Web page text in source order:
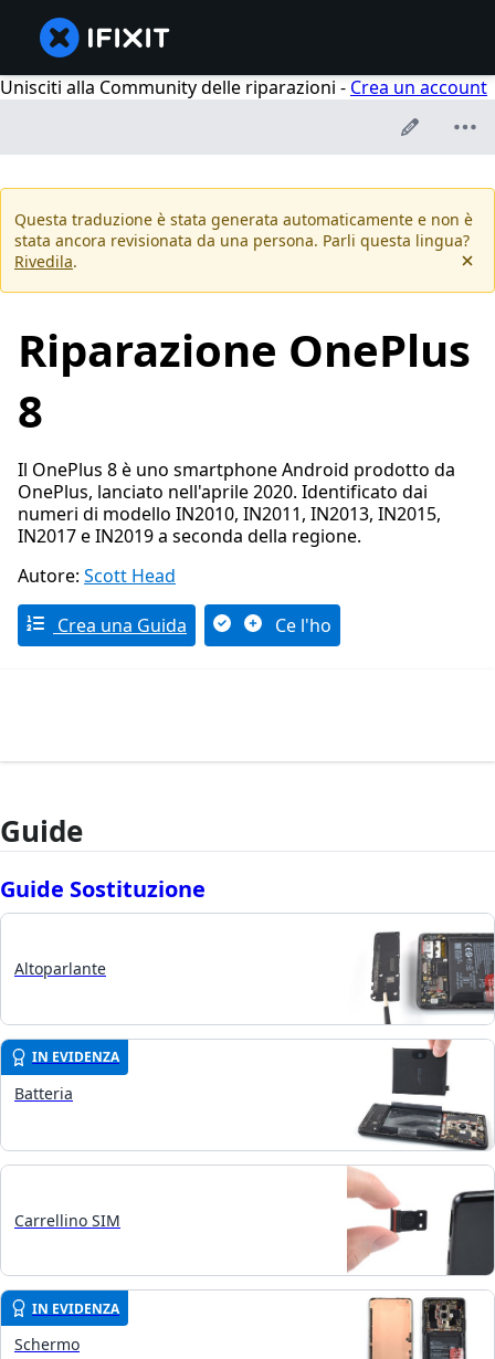
Unisciti alla Community delle riparazioni - Crea un account
Questa traduzione è stata generata automaticamente e non è
stata ancora revisionata da una persona. Parli questa lingua?
Rivedila.
Riparazione OnePlus
8
Il OnePlus 8 è uno smartphone Android prodotto da
OnePlus, lanciato nell'aprile 2020. Identificato dai
numeri di modello IN2010, IN2011, IN2013, IN2015,
IN2017 e IN2019 a seconda della regione.
Autore: Scott Head
Crea una Guida Ce l'ho
Guide
Guide Sostituzione
Altoparlante
IN EVIDENZA
Batteria
Carrellino SIM
IN EVIDENZA
Schermo